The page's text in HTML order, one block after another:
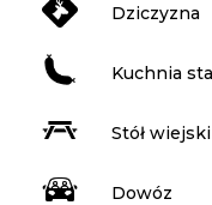
Dziczyzna
Kuchnia
Stół wiejski
Dowóz